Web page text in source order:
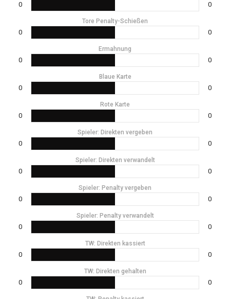
0 0
Tore Penalty-Schießen
0 0
Ermahnung
0 0
Blaue Karte
0 0
Rote Karte
0 0
Spieler: Direkten vergeben
0 0
Spieler: Direkten verwandelt
0 0
Spieler: Penalty vergeben
0 0
Spieler: Penalty verwandelt
0 0
TW: Direkten kassiert
0 0
TW: Direkten gehalten
0 0